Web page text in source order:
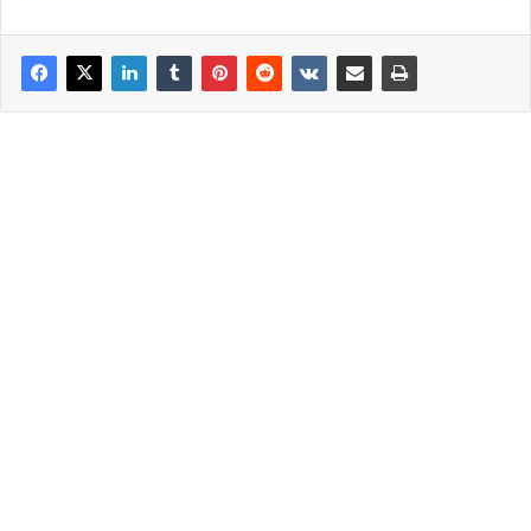
Η μεγαλύτερη απάτη ΚΑΙ στην ιστορία του Ελληνικού
Εθνους που υπάκουσε στην Ιατρο-Πολιτικη –
Φαρμακευτική Συμμορία..